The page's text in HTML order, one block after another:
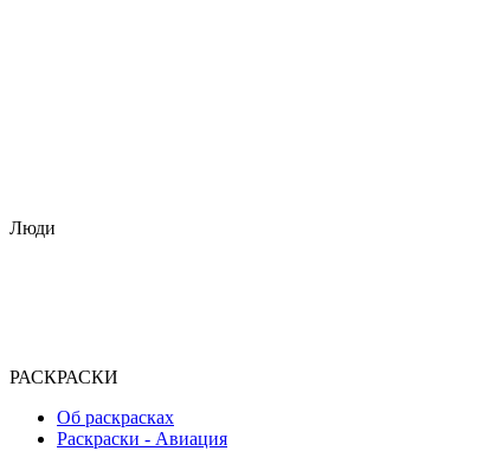
Люди
РАСКРАСКИ
Об раскрасках
Раскраски - Авиация